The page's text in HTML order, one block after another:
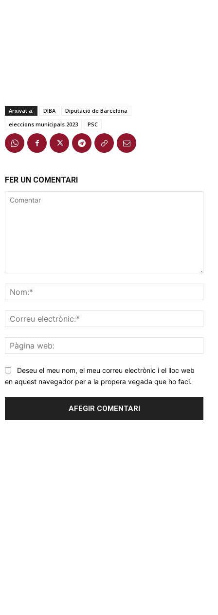
Arxivat a: DIBA
Diputació de Barcelona
eleccions municipals 2023
PSC
FER UN COMENTARI
web:
Deseu el meu nom, el meu correu electrònic i el lloc web
en aquest navegador per a la propera vegada que ho faci.